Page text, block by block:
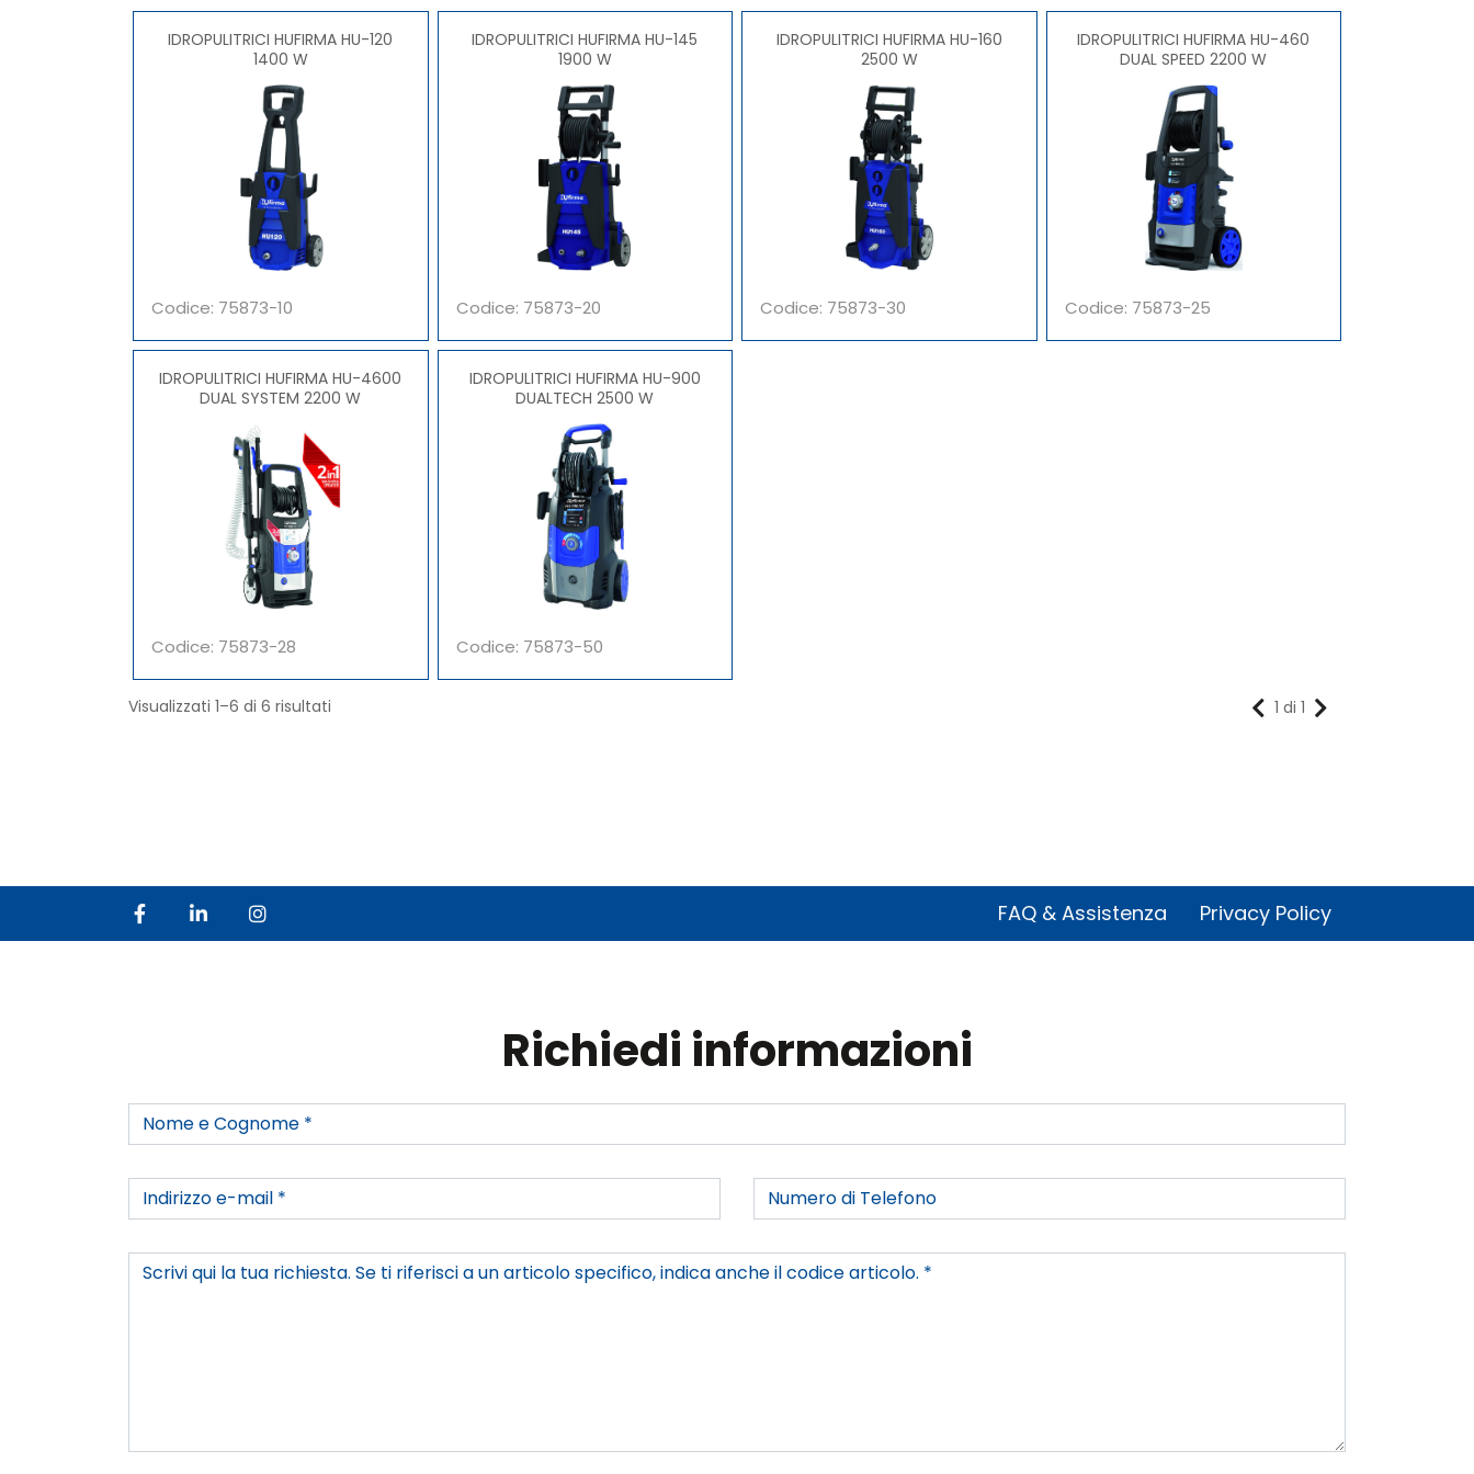
IDROPULITRICI HUFIRMA HU-120
1400 W
Codice: 75873-10
IDROPULITRICI HUFIRMA HU-145
1900 W
Codice: 75873-20
IDROPULITRICI HUFIRMA HU-160
2500 W
Codice: 75873-30
IDROPULITRICI HUFIRMA HU-460
DUAL SPEED 2200 W
Codice: 75873-25
IDROPULITRICI HUFIRMA HU-4600
DUAL SYSTEM 2200 W
Codice: 75873-28
IDROPULITRICI HUFIRMA HU-900
DUALTECH 2500 W
Codice: 75873-50
1 di 1
Visualizzati 1–6 di 6 risultati
FAQ & Assistenza Privacy Policy
Richiedi informazioni